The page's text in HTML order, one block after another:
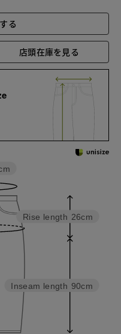
る
店頭在庫を見る
Inseam length 90cm
Rise length 26cm